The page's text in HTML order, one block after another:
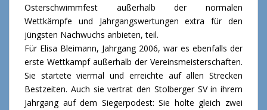
Osterschwimmfest außerhalb der normalen
Wettkämpfe und Jahrgangswertungen extra für den
jüngsten Nachwuchs anbieten, teil.
Für Elisa Bleimann, Jahrgang 2006, war es ebenfalls der
erste Wettkampf außerhalb der Vereinsmeisterschaften.
Sie startete viermal und erreichte auf allen Strecken
Bestzeiten. Auch sie vertrat den Stolberger SV in ihrem
Jahrgang auf dem Siegerpodest: Sie holte gleich zwei